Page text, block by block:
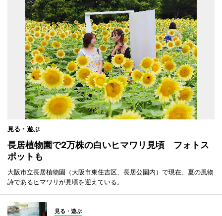
見る・遊ぶ
長居植物園で2万株の白いヒマワリ見頃 フォトス
ポットも
大阪市立長居植物園（大阪市東住吉区、長居公園内）で現在、夏の風物
詩であるヒマワリが見頃を迎えている。
見る・遊ぶ